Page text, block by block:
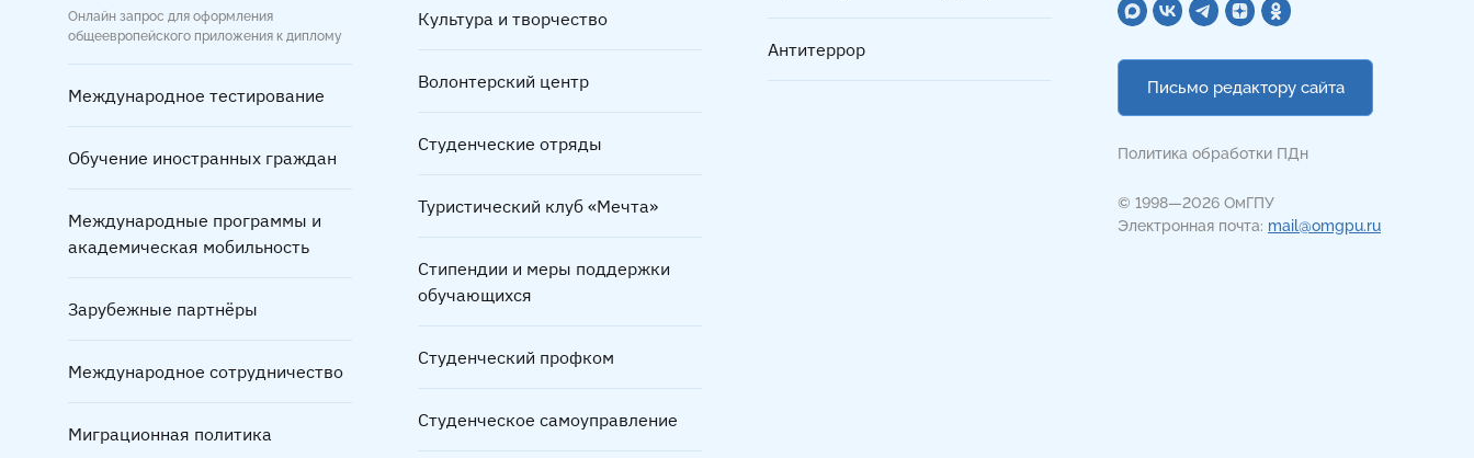
Онлайн запрос для оформления
общеевропейского приложения к диплому
Международное тестирование
Обучение иностранных граждан
Международные программы и
академическая мобильность
Зарубежные партнёры
Международное сотрудничество
Миграционная политика
Культура и творчество
Волонтерский центр
Студенческие отряды
Туристический клуб «Мечта»
Стипендии и меры поддержки
обучающихся
Студенческий профком
Студенческое самоуправление
Антитеррор
Письмо редактору сайта
Политика обработки ПДн
© 1998—2026 ОмГПУ
Электронная почта: mail@omgpu.ru